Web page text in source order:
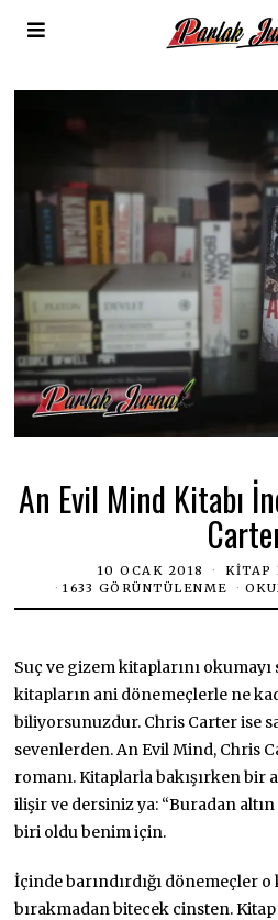
An Evil Mind Kitabı
10 OCAK 2018
KITAP
1633 GÖRÜNTÜLENME
Suç ve gizem kitaplarını okumayı
kitapların ani dönemeçlerle ne
biliyorsunuzdur. Chris Carter ise
sevenlerden. An Evil Mind, Chris
romanı. Kitaplarla bakışırken bir
ilişir ve dersiniz ya: “Buradan
biri oldu benim için.
İçinde barındırdığı dönemeçler
bırakmadan bitecek cinsten. Kitap